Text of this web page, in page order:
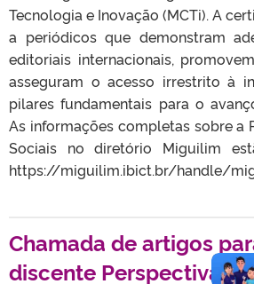
Tecnologia e Inovação (MCTi). A
a periódicos que demonstram
editoriais internacionais,
asseguram o acesso irrestrito à
pilares fundamentais para o
As informações completas sobre a
Sociais no diretório Miguilim
https://miguilim.ibict.br/handle/
Chamada de artigos
discente Perspectivas